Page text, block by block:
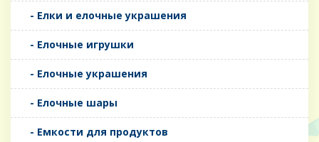
- Елки и елочные украшения
- Елочные игрушки
- Елочные украшения
- Елочные шары
- Емкости для продуктов